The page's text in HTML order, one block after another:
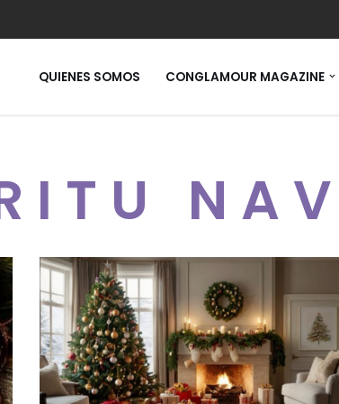
QUIENES SOMOS CONGLAMOUR MAGAZINE